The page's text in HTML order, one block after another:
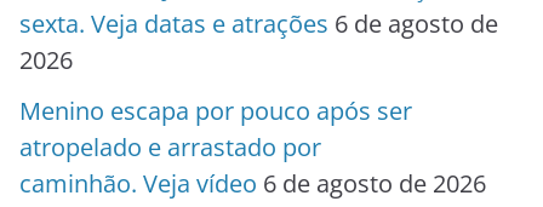
sexta. Veja datas e atrações 6 de agosto de
2026
Menino escapa por pouco após ser
atropelado e arrastado por
caminhão. Veja vídeo 6 de agosto de 2026